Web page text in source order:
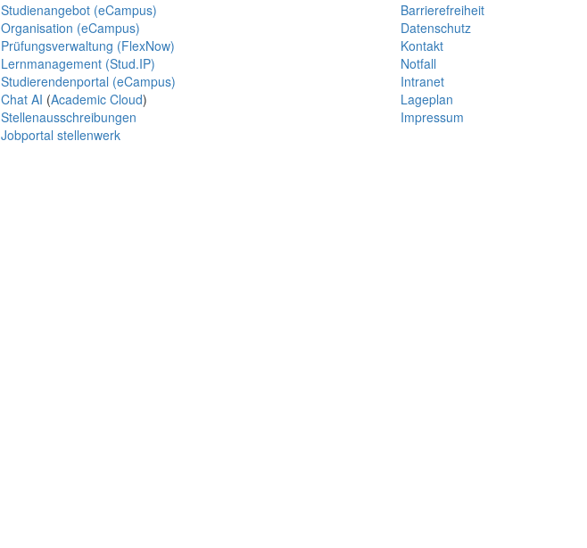
Studienangebot (eCampus)
Organisation (eCampus)
Prüfungsverwaltung (FlexNow)
Lernmanagement (Stud.IP)
Studierendenportal (eCampus)
Chat AI (Academic Cloud)
Stellenausschreibungen
Jobportal stellenwerk
Barrierefreiheit
Datenschutz
Kontakt
Notfall
Intranet
Lageplan
Impressum